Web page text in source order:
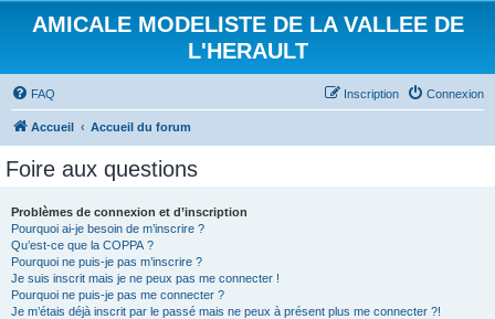
AMICALE MODELISTE DE LA VALLEE DE
L'HERAULT
FAQ Connexion
Inscription
Accueil Accueil du forum
Foire aux questions
Problèmes de connexion et d’inscription
Pourquoi ai-je besoin de m’inscrire ?
Qu’est-ce que la COPPA ?
Pourquoi ne puis-je pas m’inscrire ?
Je suis inscrit mais je ne peux pas me connecter !
Pourquoi ne puis-je pas me connecter ?
Je m’étais déjà inscrit par le passé mais ne peux à présent plus me connecter ?!